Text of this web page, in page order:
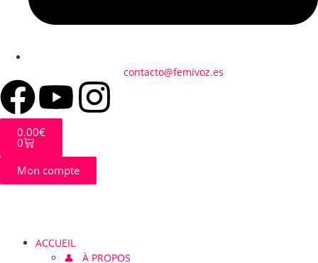
contacto@femivoz.es
0.00€
0
Mon compte
ACCUEIL
👤 À PROPOS